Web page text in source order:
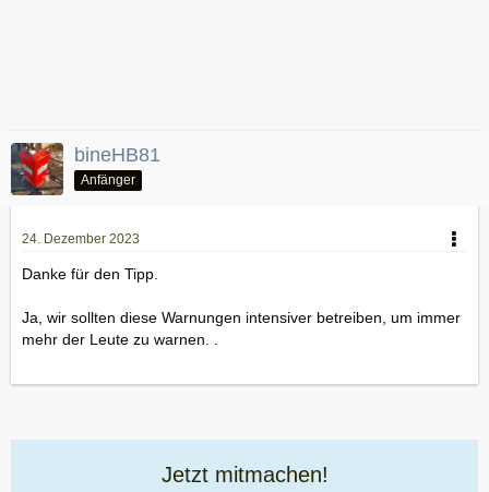
bineHB81
Anfänger
24. Dezember 2023
Danke für den Tipp.
Ja, wir sollten diese Warnungen intensiver betreiben, um immer
mehr der Leute zu warnen. .
Jetzt mitmachen!